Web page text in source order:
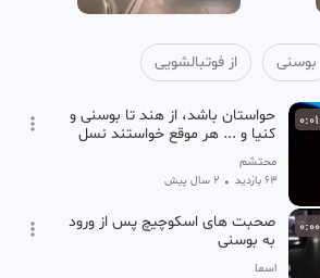
⚽️گل دوم سنگال به بلژیک
فوتبالشویی
1 ماه پیش
بوسنی از فوتبالشویی
حواستان باشد، از هند تا بوسنی و
کنیا و ... هر موقع خواستند نسل
کشی کنند گفته اند
محتشم
63 بازدید • 2 سال پیش
صحبت های اسکوچیچ پس از ورود
به بوسنی
اسما